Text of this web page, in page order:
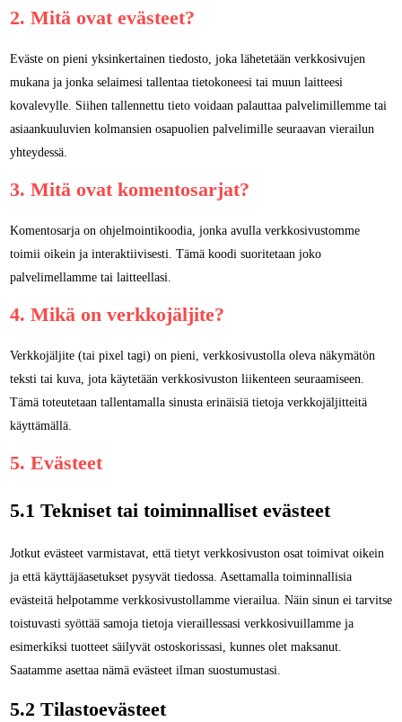
2. Mitä ovat evästeet?
Eväste on pieni yksinkertainen tiedosto, joka lähetetään verkkosivujen
mukana ja jonka selaimesi tallentaa tietokoneesi tai muun laitteesi
kovalevylle. Siihen tallennettu tieto voidaan palauttaa palvelimillemme tai
asiaankuuluvien kolmansien osapuolien palvelimille seuraavan vierailun
yhteydessä.
3. Mitä ovat komentosarjat?
Komentosarja on ohjelmointikoodia, jonka avulla verkkosivustomme
toimii oikein ja interaktiivisesti. Tämä koodi suoritetaan joko
palvelimellamme tai laitteellasi.
4. Mikä on verkkojäljite?
Verkkojäljite (tai pixel tagi) on pieni, verkkosivustolla oleva näkymätön
teksti tai kuva, jota käytetään verkkosivuston liikenteen seuraamiseen.
Tämä toteutetaan tallentamalla sinusta erinäisiä tietoja verkkojäljitteitä
käyttämällä.
5. Evästeet
5.1 Tekniset tai toiminnalliset evästeet
Jotkut evästeet varmistavat, että tietyt verkkosivuston osat toimivat oikein
ja että käyttäjäasetukset pysyvät tiedossa. Asettamalla toiminnallisia
evästeitä helpotamme verkkosivustollamme vierailua. Näin sinun ei tarvitse
toistuvasti syöttää samoja tietoja vieraillessasi verkkosivuillamme ja
esimerkiksi tuotteet säilyvät ostoskorissasi, kunnes olet maksanut.
Saatamme asettaa nämä evästeet ilman suostumustasi.
5.2 Tilastoevästeet